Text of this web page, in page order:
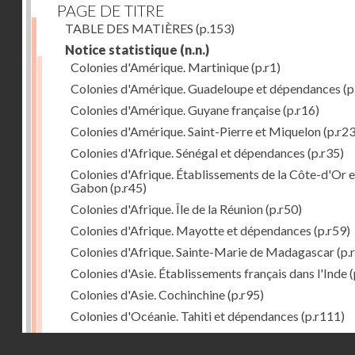
PAGE DE TITRE
TABLE DES MATIÈRES (p.153)
Notice statistique (n.n.)
Colonies d'Amérique. Martinique(p.r1)
Colonies d'Amérique. Guadeloupe et dépendances
Colonies d'Amérique. Guyane française(p.r16)
Colonies d'Amérique. Saint-Pierre et Miquelon
Colonies d'Afrique. Sénégal et dépendances (p.r35)
Colonies d'Afrique. Établissements de la Côte-d'Or
Gabon(p.r45)
Colonies d'Afrique. Île de la Réunion(p.r50)
Colonies d'Afrique. Mayotte et dépendances (p.r59)
Colonies d'Afrique. Sainte-Marie de Madagascar
Colonies d'Asie. Établissements français dans l'Inde
Colonies d'Asie. Cochinchine(p.r95)
Colonies d'Océanie. Tahiti et dépendances (p.r111)
Colonies d'Océanie. Nouvelle-Calédonie(p.r130)